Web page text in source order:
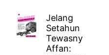
Jelang
Setahun
Tewasnya
Affan: